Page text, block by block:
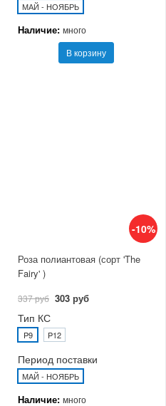
МАЙ - НОЯБРЬ
Наличие: много
В корзину
-10%
Роза полиантовая (сорт 'The
Fairy' )
337 руб 303 руб
Тип КС
P9 P12
Период поставки
МАЙ - НОЯБРЬ
Наличие: много